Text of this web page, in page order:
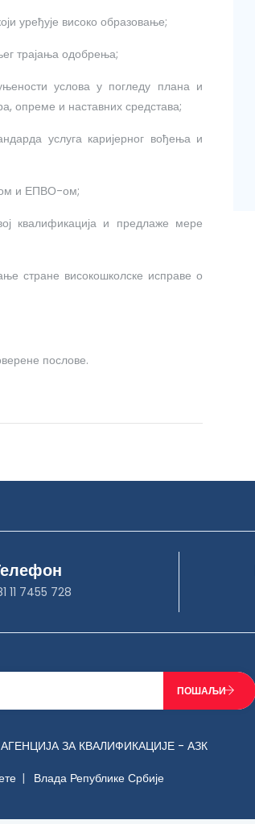
уређује високо образовање;
трајања одобрења;
услова у погледу плана и
опреме и наставних средстава;
услуга каријерног вођења и
ом и ЕПВО-ом;
квалификација и предлаже мере
стране високошколске исправе о
послове.
11 7455 728
АГЕНЦИЈА ЗА КВАЛИФИКАЦИЈЕ - АЗК
Влада Републике Србије